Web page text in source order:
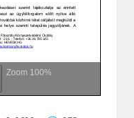
Zoom 100%